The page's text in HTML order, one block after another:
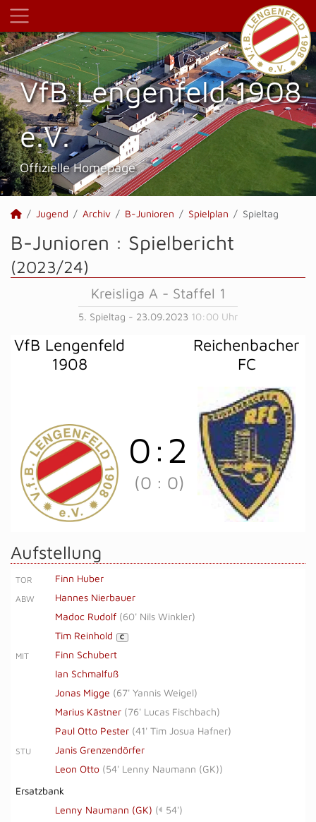
VfB Lengenfeld 1908
e.V.
Offizielle Homepage
Jugend Archiv B-Junioren Spielplan Spieltag
B-Junioren : Spielbericht
(2023/24)
Kreisliga A - Staffel 1
5. Spieltag - 23.09.2023 10:00 Uhr
VfB Lengenfeld
1908
Reichenbacher
FC
0 : 2
(0 : 0)
Aufstellung
TOR Finn Huber
ABW
Hannes Nierbauer
Madoc Rudolf (60' Nils Winkler)
Tim Reinhold
C
MIT
Finn Schubert
Ian Schmalfuß
Jonas Migge (67' Yannis Weigel)
Marius Kästner (76' Lucas Fischbach)
Paul Otto Pester (41' Tim Josua Hafner)
STU
Janis Grenzendörfer
Leon Otto (54' Lenny Naumann (GK))
Ersatzbank
Lenny Naumann (GK) (
54')